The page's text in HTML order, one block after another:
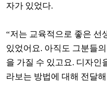
자가 있었다.
“저는 교육적으로 좋은 선
있었어요. 아직도 그분들
을 가질 수 있고요. 디자인
라보는 방법에 대해 전달